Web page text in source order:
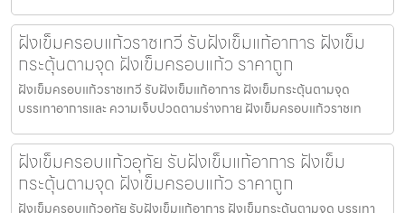
ฝังเข็มครอบแก้วราชเทวี รับฝังเข็มแก้อาการ ฝังเข็ม
กระตุ้นตามจุด ฝังเข็มครอบแก้ว ราคาถูก
ฝังเข็มครอบแก้วราชเทวี รับฝังเข็มแก้อาการ ฝังเข็มกระตุ้นตามจุด
บรรเทาอาการและ ความเจ็บปวดตามร่างกาย ฝังเข็มครอบแก้วราชเท
ฝังเข็มครอบแก้วอุทัย รับฝังเข็มแก้อาการ ฝังเข็ม
กระตุ้นตามจุด ฝังเข็มครอบแก้ว ราคาถูก
ฝังเข็มครอบแก้วอุทัย รับฝังเข็มแก้อาการ ฝังเข็มกระตุ้นตามจุด บรรเทา